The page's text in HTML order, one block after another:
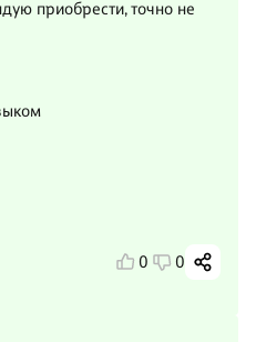
приобрести, точно не
0 0